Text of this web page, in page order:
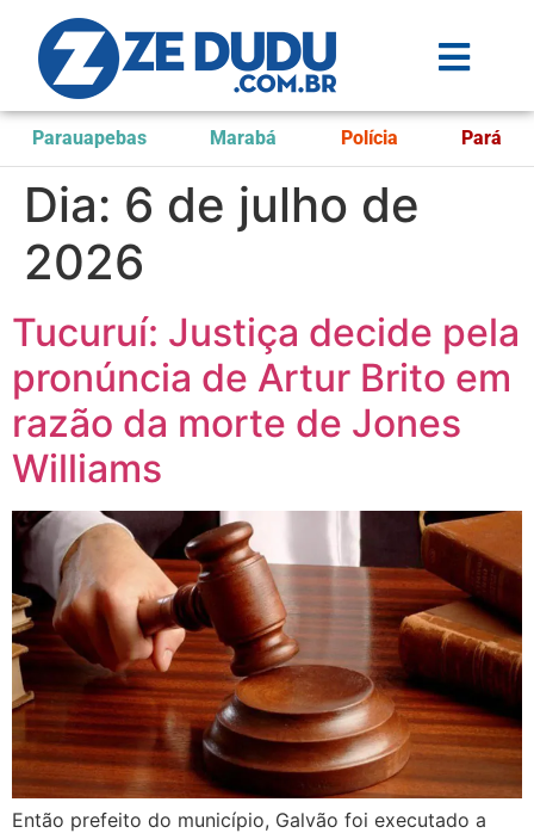
Parauapebas Marabá Polícia Pará
Dia: 6 de julho de
2026
Tucuruí: Justiça decide pela
pronúncia de Artur Brito em
razão da morte de Jones
Williams
Então prefeito do município, Galvão foi executado a